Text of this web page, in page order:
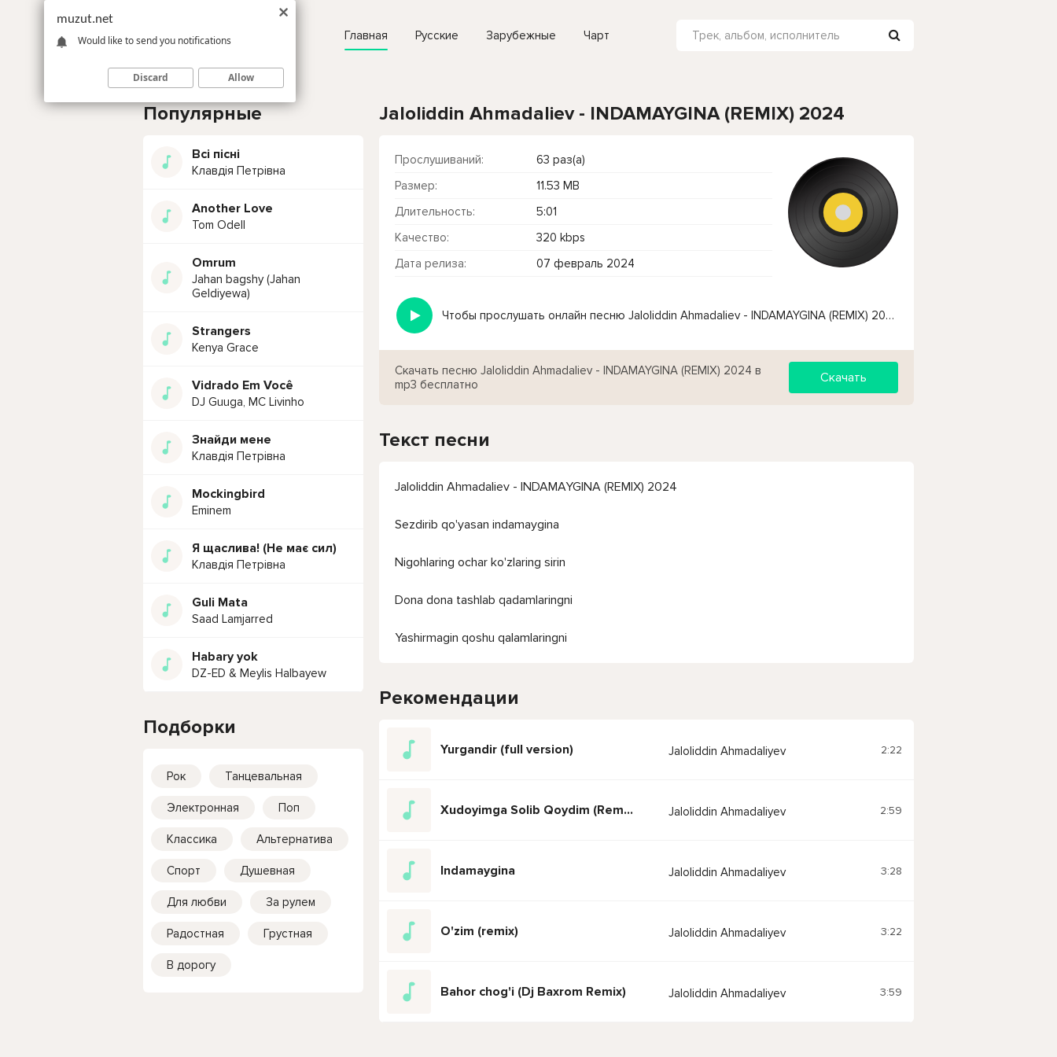
Главная Русские Зарубежные Чарт
Популярные
Всі пісні
Клавдія Петрівна
Another Love
Tom Odell
Omrum
Jahan bagshy (Jahan
Geldiyewa)
Strangers
Kenya Grace
Vidrado Em Você
DJ Guuga, MC Livinho
Знайди мене
Клавдія Петрівна
Mockingbird
Eminem
Я щаслива! (Не має сил)
Клавдія Петрівна
Guli Mata
Saad Lamjarred
Habary yok
DZ-ED & Meylis Halbayew
Подборки
Рок Танцевальная
Электронная Поп
Классика Альтернатива
Спорт Душевная
Для любви За рулем
Радостная Грустная
В дорогу
Jaloliddin Ahmadaliev - INDAMAYGINA (REMIX) 2024
Прослушиваний:
63 раз(а)
Размер:
11.53 MB
Длительность:
5:01
Качество:
320 kbps
Дата релиза:
07 февраль 2024
Чтобы прослушать онлайн песню Jaloliddin Ahmadaliev - INDAMAYGINA (REMIX) 2024 нажмите на кнопку плей с светом зелений
Скачать песню Jaloliddin Ahmadaliev - INDAMAYGINA (REMIX) 2024 в
mp3 бесплатно
Скачать
Текст песни
Jaloliddin Ahmadaliev - INDAMAYGINA (REMIX) 2024
Sezdirib qo'yasan indamaygina
Nigohlaring ochar ko'zlaring sirin
Dona dona tashlab qadamlaringni
Yashirmagin qoshu qalamlaringni
Рекомендации
Yurgandir (full version) Jaloliddin Ahmadaliyev 2:22
Xudoyimga Solib Qoydim (Remix 2024) Jaloliddin Ahmadaliyev 2:59
Indamaygina Jaloliddin Ahmadaliyev 3:28
O'zim (remix) Jaloliddin Ahmadaliyev 3:22
Bahor chog'i (Dj Baxrom Remix) Jaloliddin Ahmadaliyev 3:59
muzut.net
Would like to send you notifications
Discard Allow